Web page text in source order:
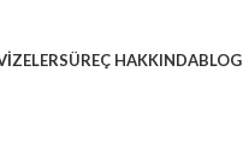
SÜREÇ HAKKINDABLOG